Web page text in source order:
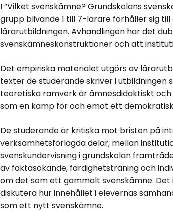
2005-12-09
VILKET
ett
Relaterade länkar
Hela avhandlingen (pdf) Lärandet är
I ”Vilket svenskämne? Grundskolans
grupp blivande 1 till 7-lärare förhåller sig
lärarutbildningen. Avhandlingen har det
svenskämneskonstruktioner och att
Det empiriska materialet utgörs av
texter de studerande skriver i utbildningen
teoretiska ramverk är ämnesdidaktiskt
som en kamp för och emot ett
De studerande är kritiska mot bristen på
verksamhetsförlagda delar, mellan
svenskundervisning i grundskolan
av faktasökande, färdighetsträning och
om det som ett gammalt svenskämne.
diskutera hur innehållet i elevernas
som ett nytt svenskämne.